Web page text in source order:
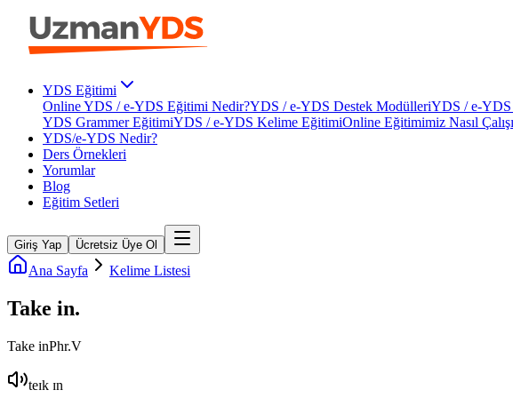
YDS Eğitimi
Online YDS / e-YDS Eğitimi Nedir?YDS / e-YDS Destek ModülleriYDS / e-YDS
YDS Grammer EğitimiYDS / e-YDS Kelime EğitimiOnline Eğitimimiz Nasıl
YDS/e-YDS Nedir?
Ders Örnekleri
Yorumlar
Blog
Eğitim Setleri
Giriş Yap Ücretsiz Üye Ol
Ana Sayfa Kelime Listesi
Take in.
Take inPhr.V
teɪk ɪn